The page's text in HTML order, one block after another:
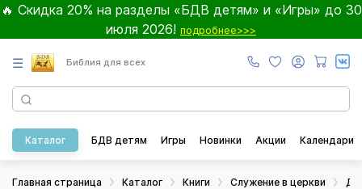
🔥 Скидка 20% на разделы «БДВ детям» и «Игры» до 30
июля 2026! подробнее>>>
☰ Библия для всех
Каталог БДВ детям Игры Новинки Акции Календари
Главная страница Каталог Книги Служение в церкви